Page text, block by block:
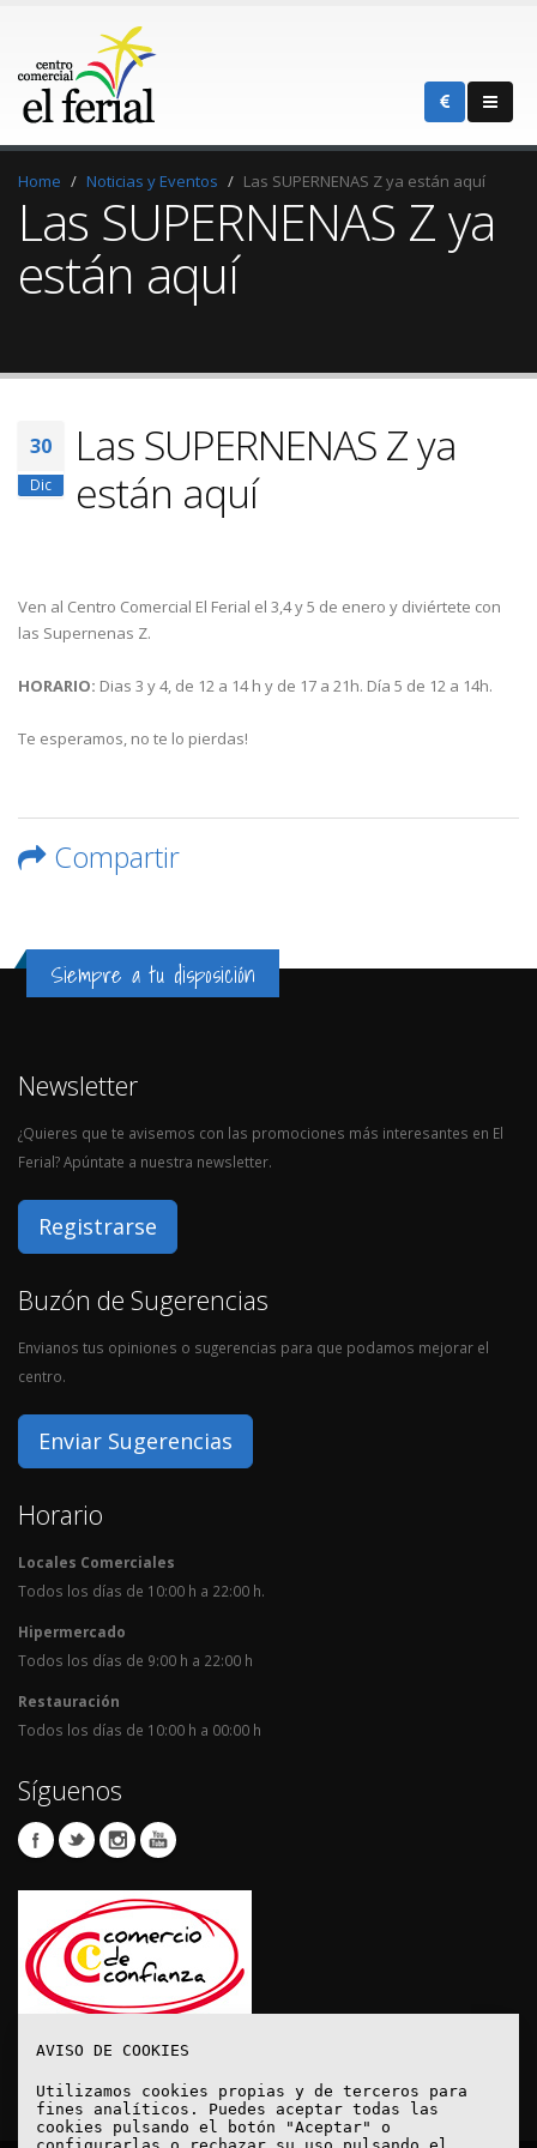
Home Noticias y Eventos Las SUPERNENAS Z ya están aquí
Las SUPERNENAS Z ya
están aquí
30
Dic
Las SUPERNENAS Z ya
están aquí
Ven al Centro Comercial El Ferial el 3,4 y 5 de enero y diviértete con
las Supernenas Z.
HORARIO: Dias 3 y 4, de 12 a 14 h y de 17 a 21h. Día 5 de 12 a 14h.
Te esperamos, no te lo pierdas!
Compartir
Siempre a tu disposición
Newsletter
¿Quieres que te avisemos con las promociones más interesantes en El
Ferial? Apúntate a nuestra newsletter.
Registrarse
Buzón de Sugerencias
Envianos tus opiniones o sugerencias para que podamos mejorar el
centro.
Enviar Sugerencias
Horario
Locales Comerciales
Todos los días de 10:00 h a 22:00 h.
Hipermercado
Todos los días de 9:00 h a 22:00 h
Restauración
Todos los días de 10:00 h a 00:00 h
Síguenos
AVISO DE COOKIES
Utilizamos cookies propias y de terceros para
fines analíticos. Puedes aceptar todas las
cookies pulsando el botón "Aceptar" o